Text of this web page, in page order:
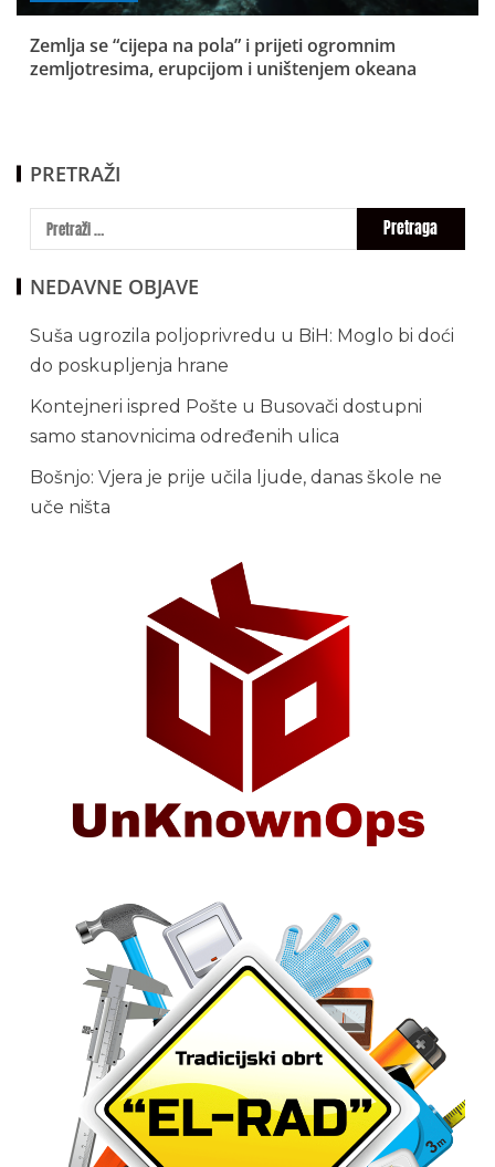
Zemlja se “cijepa na pola” i prijeti ogromnim
zemljotresima, erupcijom i uništenjem okeana
PRETRAŽI
NEDAVNE OBJAVE
Suša ugrozila poljoprivredu u BiH: Moglo bi doći
do poskupljenja hrane
Kontejneri ispred Pošte u Busovači dostupni
samo stanovnicima određenih ulica
Bošnjo: Vjera je prije učila ljude, danas škole ne
uče ništa